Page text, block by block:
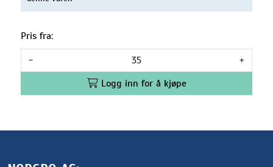
Pris fra:
-
+
Logg inn for å kjøpe